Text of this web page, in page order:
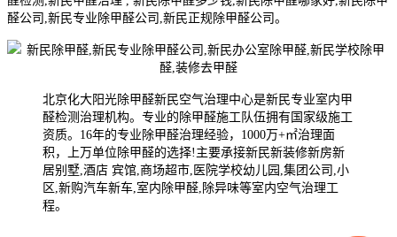
醛公司,新民专业除甲醛公司,新民正规除甲醛公司。
北京化大阳光除甲醛新民空气治理中心是新民专业室内甲
醛检测治理机构。专业的除甲醛施工队伍拥有国家级施工
资质。16年的专业除甲醛治理经验，1000万+㎡治理面
积，上万单位除甲醛的选择!主要承接新民新装修新房新
居别墅,酒店 宾馆,商场超市,医院学校幼儿园,集团公司,小
区,新购汽车新车,室内除甲醛,除异味等室内空气治理工
程。